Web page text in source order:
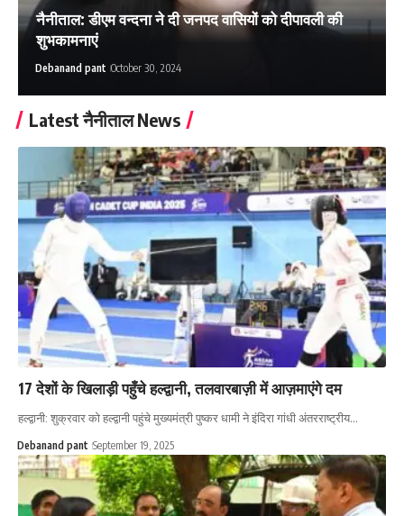
नैनीताल: डीएम वन्दना ने दी जनपद वासियों को दीपावली की
शुभकामनाएं
Debanand pant October 30, 2024
Latest नैनीताल News
17 देशों के खिलाड़ी पहुँचे हल्द्वानी, तलवारबाज़ी में आज़माएंगे दम
हल्द्वानी: शुक्रवार को हल्द्वानी पहुंचे मुख्यमंत्री पुष्कर धामी ने इंदिरा गांधी अंतरराष्ट्रीय…
Debanand pant September 19, 2025